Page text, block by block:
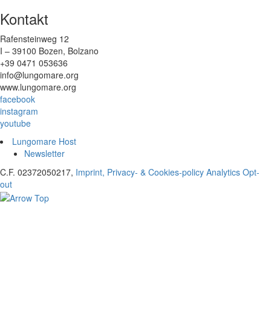
Kontakt
Rafensteinweg 12
I – 39100 Bozen, Bolzano
+39 0471 053636
info@lungomare.org
www.lungomare.org
facebook
instagram
youtube
Lungomare Host
Newsletter
C.F. 02372050217, Imprint, Privacy- & Cookies-policy Analytics Opt-
out